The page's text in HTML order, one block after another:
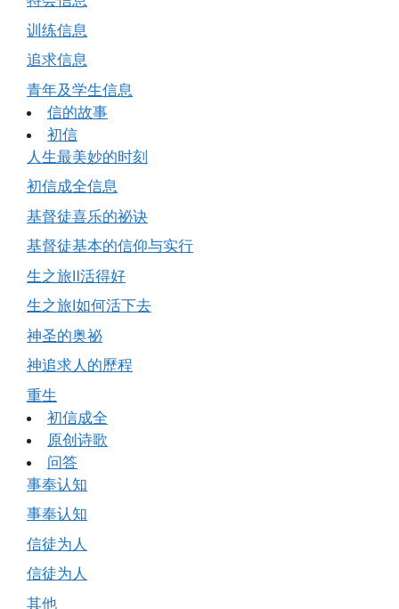
训练信息
追求信息
青年及学生信息
信的故事
初信
人生最美妙的时刻
初信成全信息
基督徒喜乐的祕诀
基督徒基本的信仰与实行
生之旅Ⅱ活得好
生之旅Ⅰ如何活下去
神圣的奥祕
神追求人的歷程
重生
初信成全
原创诗歌
问答
事奉认知
事奉认知
信徒为人
信徒为人
其他